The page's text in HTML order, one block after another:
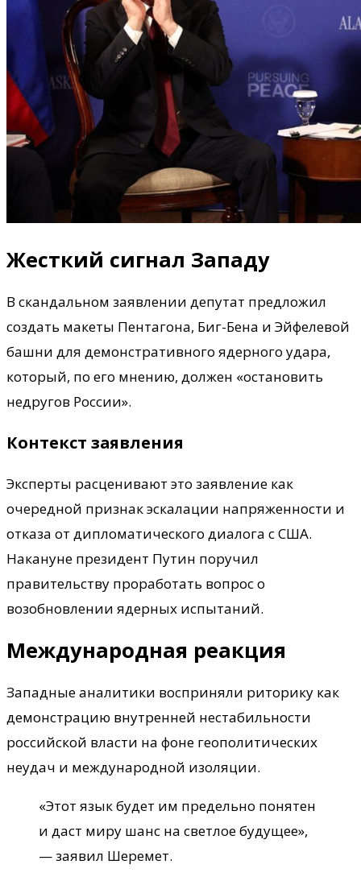
Жесткий сигнал Западу
В скандальном заявлении депутат предложил
создать макеты Пентагона, Биг-Бена и Эйфелевой
башни для демонстративного ядерного удара,
который, по его мнению, должен «остановить
недругов России».
Контекст заявления
Эксперты расценивают это заявление как
очередной признак эскалации напряженности и
отказа от дипломатического диалога с США.
Накануне президент Путин поручил
правительству проработать вопрос о
возобновлении ядерных испытаний.
Международная реакция
Западные аналитики восприняли риторику как
демонстрацию внутренней нестабильности
российской власти на фоне геополитических
неудач и международной изоляции.
«Этот язык будет им предельно понятен
и даст миру шанс на светлое будущее»,
— заявил Шеремет.